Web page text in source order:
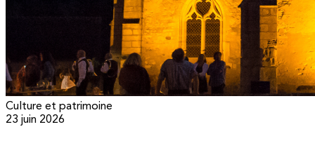
Culture et patrimoine
23 juin 2026